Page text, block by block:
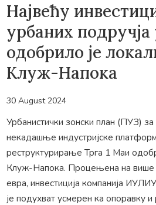
Највећу
урбаних
одобрило је
Клуж-Напока
30 August 2024
Урбанистички зонски план (ПУЗ) за
некадашње индустријске
реструктурирање Трга 1 Маи
Клуж-Напока. Процењена на више
евра, инвестиција компанија
је подухват усмерен ка опоравку и